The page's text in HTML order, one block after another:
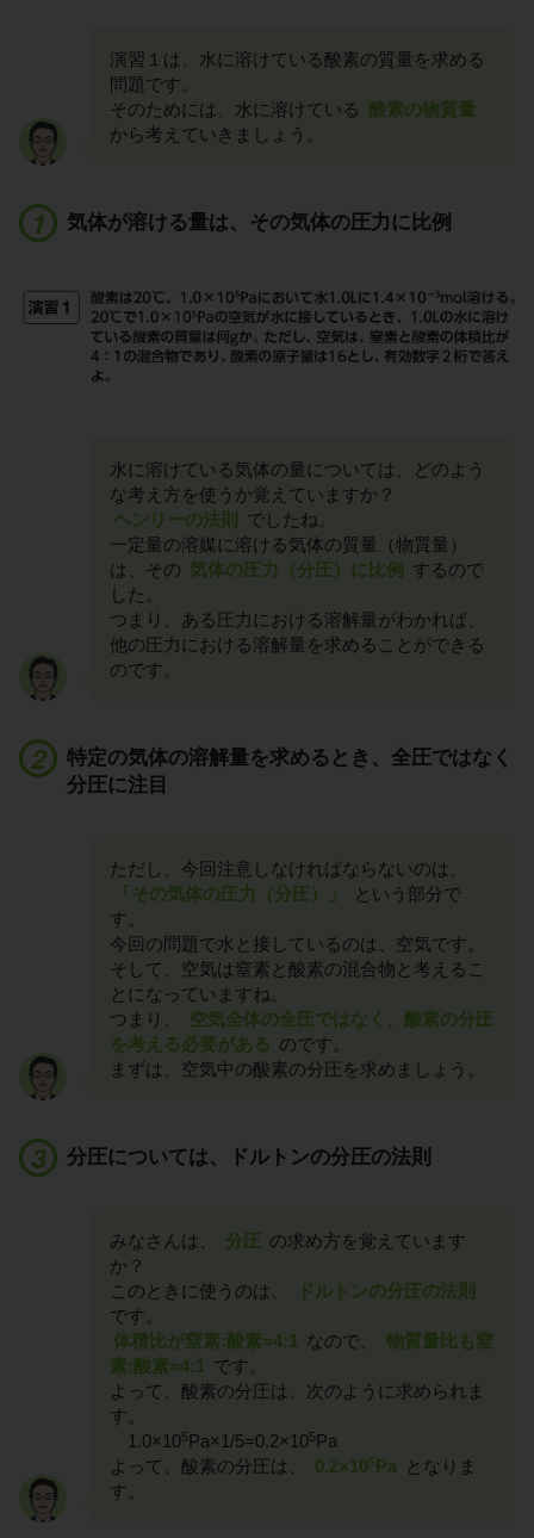
演習１は、水に溶けている酸素の質量を求める
問題です。
そのためには、水に溶けている 酸素の物質量
から考えていきましょう。
気体が溶ける量は、その気体の圧力に比例
水に溶けている気体の量については、どのよう
な考え方を使うか覚えていますか？
ヘンリーの法則
でしたね。
一定量の溶媒に溶ける気体の質量（物質量）
は、その 気体の圧力（分圧）に比例
するので
した。
つまり、ある圧力における溶解量がわかれば、
他の圧力における溶解量を求めることができる
のです。
特定の気体の溶解量を求めるとき、全圧ではなく
分圧に注目
ただし、今回注意しなければならないのは、
「その気体の圧力（分圧）」
という部分で
す。
今回の問題で水と接しているのは、空気です。
そして、空気は窒素と酸素の混合物と考えるこ
とになっていますね。
つまり、
空気全体の全圧ではなく、酸素の分圧
を考える必要がある のです。
まずは、空気中の酸素の分圧を求めましょう。
分圧については、ドルトンの分圧の法則
みなさんは、 分圧 の求め方を覚えています
か？
このときに使うのは、
ドルトンの分圧の法則
です。
体積比が窒素:酸素=4:1 なので、
物質量比も窒
素:酸素=4:1 です。
よって、酸素の分圧は、次のように求められま
す。
1.0×105Pa×1/5=0.2×105Pa
よって、酸素の分圧は、
0.2×105Pa
となりま
す。